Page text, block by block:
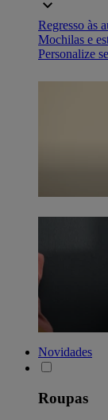
Regresso às
Mochilas e
Personalize
Novidades
Roupas